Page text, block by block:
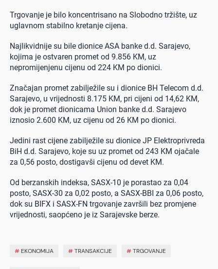
Trgovanje je bilo koncentrisano na Slobodno tržište, uz
uglavnom stabilno kretanje cijena.
Najlikvidnije su bile dionice ASA banke d.d. Sarajevo,
kojima je ostvaren promet od 9.856 KM, uz
nepromijenjenu cijenu od 224 KM po dionici.
Značajan promet zabilježile su i dionice BH Telecom d.d.
Sarajevo, u vrijednosti 8.175 KM, pri cijeni od 14,62 KM,
dok je promet dionicama Union banke d.d. Sarajevo
iznosio 2.600 KM, uz cijenu od 26 KM po dionici.
Jedini rast cijene zabilježile su dionice JP Elektroprivreda
BiH d.d. Sarajevo, koje su uz promet od 243 KM ojačale
za 0,56 posto, dostigavši cijenu od devet KM.
Od berzanskih indeksa, SASX-10 je porastao za 0,04
posto, SASX-30 za 0,02 posto, a SASX-BBI za 0,06 posto,
dok su BIFX i SASX-FN trgovanje završili bez promjene
vrijednosti, saopćeno je iz Sarajevske berze.
# EKONOMIJA #TRANSAKCIJE #TRGOVANJE